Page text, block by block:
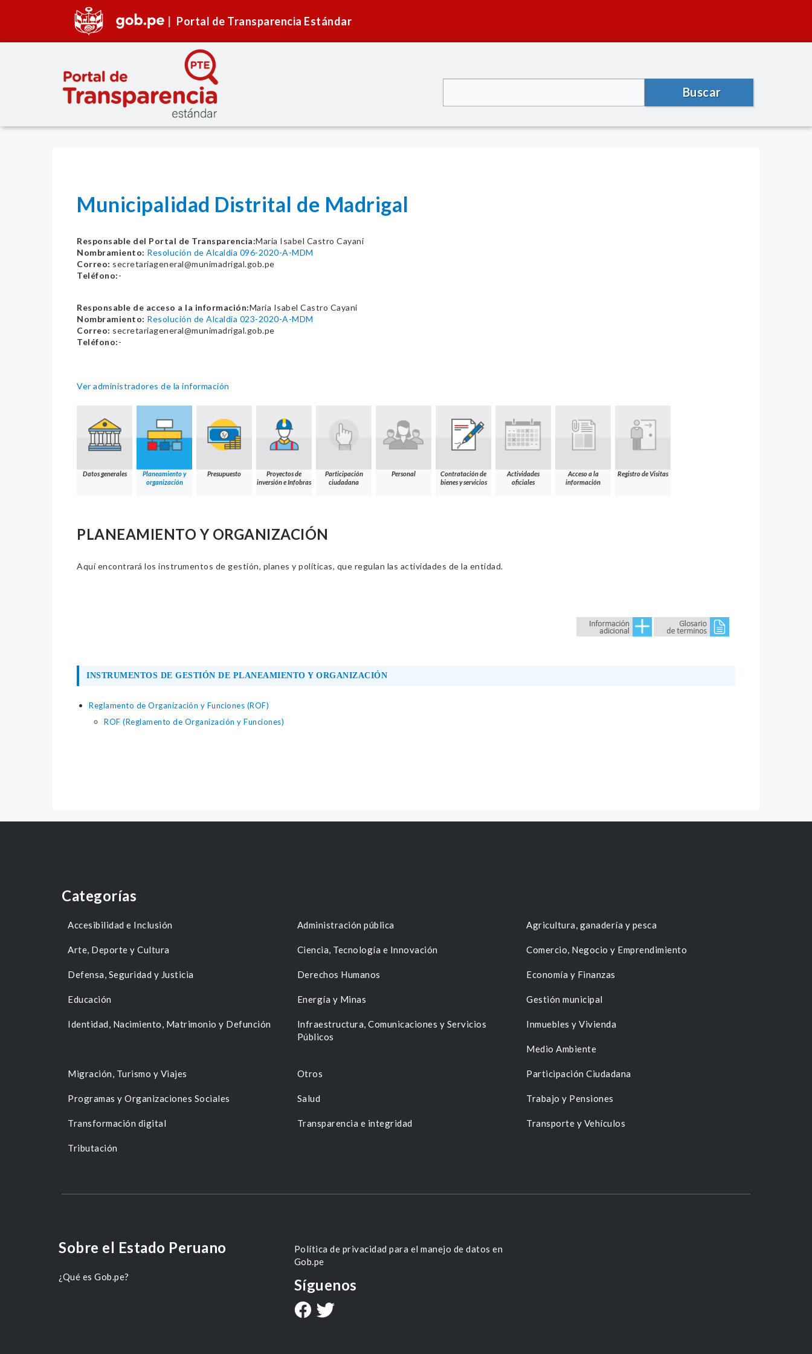
Portal de Transparencia Estándar
Buscar
Municipalidad Distrital de Madrigal
Responsable del Portal de Transparencia:Maria Isabel Castro Cayani
Nombramiento: Resolución de Alcaldia 096-2020-A-MDM
Correo: secretariageneral@munimadrigal.gob.pe
Teléfono:-
Responsable de acceso a la información:Maria Isabel Castro Cayani
Nombramiento: Resolución de Alcaldia 023-2020-A-MDM
Correo: secretariageneral@munimadrigal.gob.pe
Teléfono:-
Ver administradores de la información
Datos generales
Planeamiento y
organización
Presupuesto
Proyectos de
inversión e Infobras
Participación
ciudadana
Personal
Contratación de
bienes y servicios
Actividades
oficiales
Acceso a la
información
Registro de Visitas
PLANEAMIENTO Y ORGANIZACIÓN
Aquí encontrará los instrumentos de gestión, planes y políticas, que regulan las actividades de la entidad.
INSTRUMENTOS DE GESTIÓN DE PLANEAMIENTO Y ORGANIZACIÓN
Reglamento de Organización y Funciones (ROF)
ROF (Reglamento de Organización y Funciones)
Categorías
Accesibilidad e Inclusión Administración pública Agricultura, ganadería y pesca
Arte, Deporte y Cultura Ciencia, Tecnología e Innovación Comercio, Negocio y Emprendimiento
Defensa, Seguridad y Justicia Derechos Humanos Economía y Finanzas
Educación Energía y Minas Gestión municipal
Identidad, Nacimiento, Matrimonio y Defunción
Infraestructura, Comunicaciones y Servicios
Públicos
Inmuebles y Vivienda
Medio Ambiente
Migración, Turismo y Viajes Otros Participación Ciudadana
Programas y Organizaciones Sociales Salud Trabajo y Pensiones
Transformación digital Transparencia e integridad Transporte y Vehículos
Tributación
Sobre el Estado Peruano
¿Qué es Gob.pe?
Política de privacidad para el manejo de datos en
Gob.pe
Síguenos